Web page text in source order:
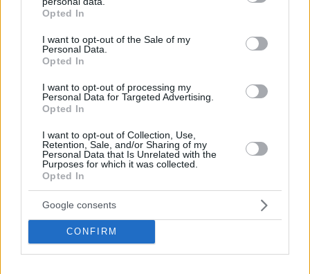
grant or deny consent to Google and its third-party tags to
use your data for below specified purposes in below Google
consent section.
Opted In
I want to opt-out of the Sale of my
Personal Data.
Opted In
I want to opt-out of processing my
Personal Data for Targeted Advertising.
Opted In
I want to opt-out of Collection, Use,
Retention, Sale, and/or Sharing of my
Personal Data that Is Unrelated with the
Purposes for which it was collected.
Opted In
Google consents
CONFIRM